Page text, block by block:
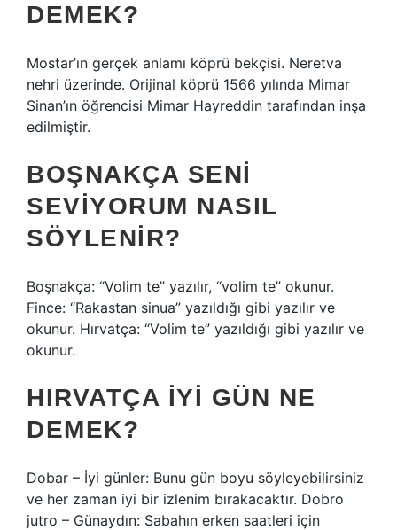
DEMEK?
Mostar’ın gerçek anlamı köprü bekçisi. Neretva
nehri üzerinde. Orijinal köprü 1566 yılında Mimar
Sinan’ın öğrencisi Mimar Hayreddin tarafından inşa
edilmiştir.
BOŞNAKÇA SENI
SEVIYORUM NASIL
SÖYLENIR?
Boşnakça: “Volim te” yazılır, “volim te” okunur.
Fince: “Rakastan sinua” yazıldığı gibi yazılır ve
okunur. Hırvatça: “Volim te” yazıldığı gibi yazılır ve
okunur.
HIRVATÇA IYI GÜN NE
DEMEK?
Dobar – İyi günler: Bunu gün boyu söyleyebilirsiniz
ve her zaman iyi bir izlenim bırakacaktır. Dobro
jutro – Günaydın: Sabahın erken saatleri için